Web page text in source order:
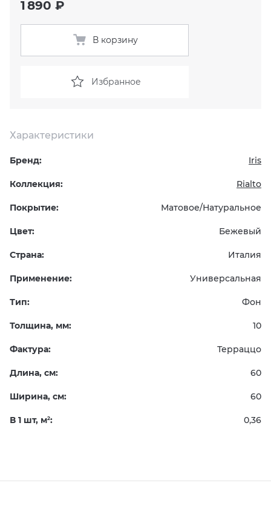
KERAMA MARAZZI
PAMESA
ГРАНИТЕЯ
УРАЛЬСКИЙ ГРАНИТ
XLIGHT XTONE URBATEK
XXL Pamesa
СМЕСИТЕЛИ
УНИТАЗЫ И ПИCCУАРЫ
Характеристики
Бренд: Iris
Коллекция: Rialto
Покрытие: Матовое/Натуральное
Цвет: Бежевый
Страна: Италия
Применение: Универсальная
Тип: Фон
Толщина, мм: 10
Фактура: Терраццо
Длина, см: 60
Ширина, см: 60
В 1 шт, м2: 0,36
1 890 ₽
В корзину
Избранное